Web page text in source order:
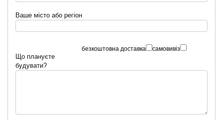
Ваше місто або регіон
безкоштовна доставка самовивіз
Що плануєте
будувати?